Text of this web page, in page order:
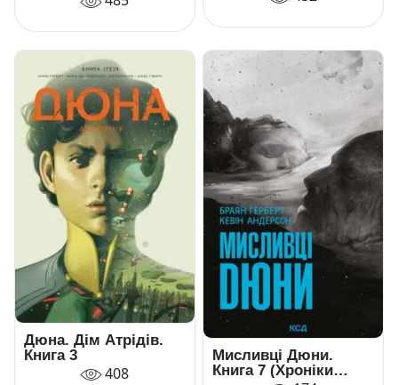
Дюна. Дім Атрідів.
Книга 3
408
Мисливці Дюни.
Книга 7 (Хроніки